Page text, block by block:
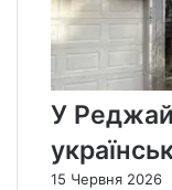
У
15 Червня 2026